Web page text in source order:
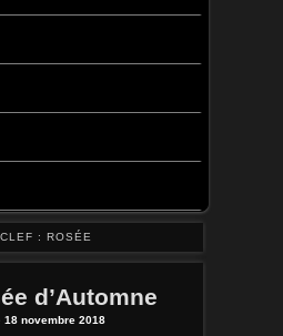
: ROSÉE
d’Automne
18 novembre 2018